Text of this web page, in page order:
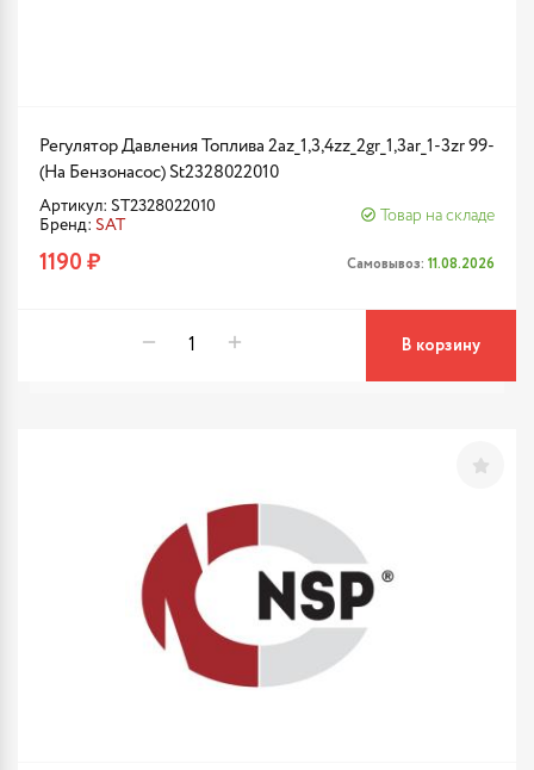
Регулятор Давления Топлива 2az_1,3,4zz_2gr_1,3ar_1-3zr 99-
(На Бензонасос) St2328022010
Артикул: ST2328022010
Бренд: SAT
Товар на складе
1190 ₽ Самовывоз: 11.08.2026
В корзину